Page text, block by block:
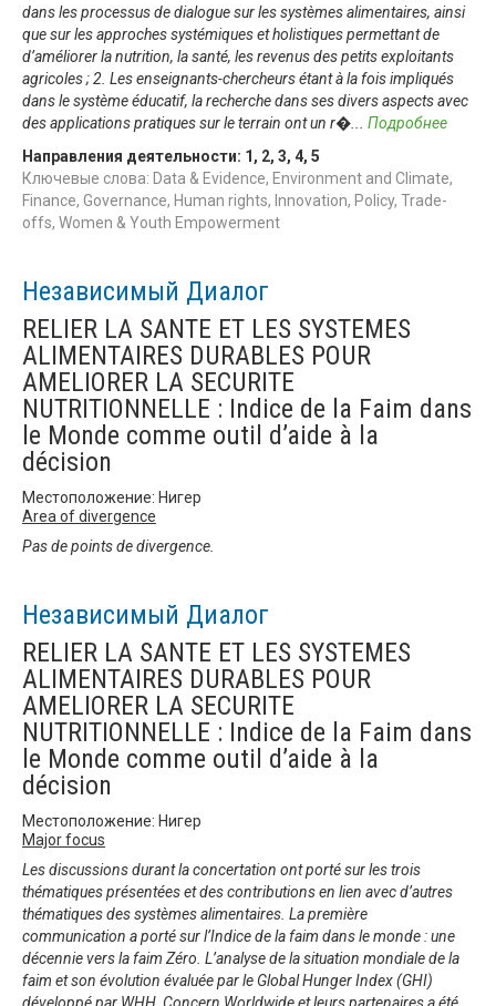
dans les processus de dialogue sur les systèmes alimentaires, ainsi
que sur les approches systémiques et holistiques permettant de
d’améliorer la nutrition, la santé, les revenus des petits exploitants
agricoles ; 2. Les enseignants-chercheurs étant à la fois impliqués
dans le système éducatif, la recherche dans ses divers aspects avec
des applications pratiques sur le terrain ont un r�
Подробнее
Направления деятельности: 1 , 2, 3, 4, 5
Ключевые слова: Data & Evidence, Environment and Climate,
Finance, Governance, Human rights, Innovation, Policy, Trade-
offs, Women & Youth Empowerment
Независимый Диалог
RELIER LA SANTE ET LES SYSTEMES
ALIMENTAIRES DURABLES POUR
AMELIORER LA SECURITE
NUTRITIONNELLE : Indice de la Faim dans
le Monde comme outil d’aide à la
décision
Местоположение: Нигер
Area of divergence
Pas de points de divergence.
Независимый Диалог
RELIER LA SANTE ET LES SYSTEMES
ALIMENTAIRES DURABLES POUR
AMELIORER LA SECURITE
NUTRITIONNELLE : Indice de la Faim dans
le Monde comme outil d’aide à la
décision
Местоположение: Нигер
Major focus
Les discussions durant la concertation ont porté sur les trois
thématiques présentées et des contributions en lien avec d’autres
thématiques des systèmes alimentaires. La première
communication a porté sur l’Indice de la faim dans le monde : une
décennie vers la faim Zéro. L’analyse de la situation mondiale de la
faim et son évolution évaluée par le Global Hunger Index (GHI)
développé par WHH, Concern Worldwide et leurs partenaires a été